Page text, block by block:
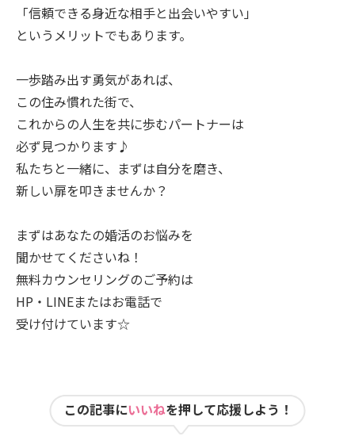
「信頼できる身近な相手と出会いやすい」
というメリットでもあります。
一歩踏み出す勇気があれば、
この住み慣れた街で、
これからの人生を共に歩むパートナーは
必ず見つかります♪
私たちと一緒に、まずは自分を磨き、
新しい扉を叩きませんか？
まずはあなたの婚活のお悩みを
聞かせてくださいね！
無料カウンセリングのご予約は
HP・LINEまたはお電話で
受け付けています☆
この記事にいいねを押して応援しよう！